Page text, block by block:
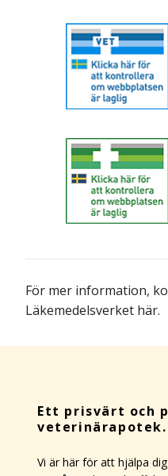
För mer information,
Läkemedelsverket här.
Ett prisvärt och
veterinärapotek.
Vi är här för att hjälpa